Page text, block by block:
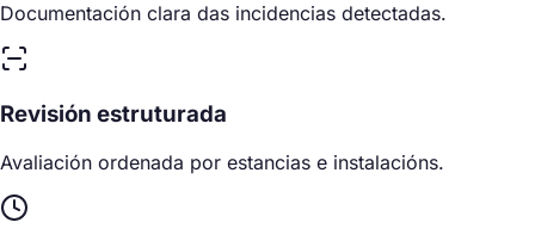
Documentación clara das incidencias detectadas.
Revisión estruturada
Avaliación ordenada por estancias e instalacións.